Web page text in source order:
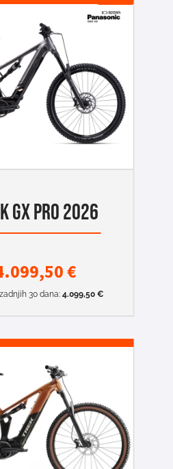
GX PRO 2026
€
30 dana: 4.099,50 €